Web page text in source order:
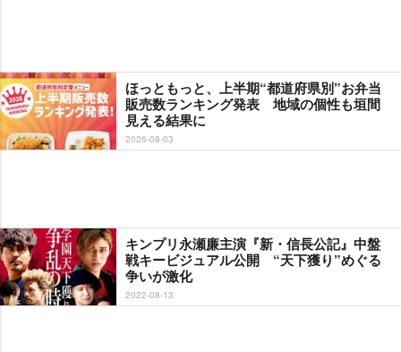
ほっともっと、上半期“都道府県別”お弁当
販売数ランキング発表 地域の個性も垣間
見える結果に
2026-08-03
キンプリ永瀬廉主演『新・信長公記』中盤
戦キービジュアル公開 “天下獲り”めぐる
争いが激化
2022-08-13